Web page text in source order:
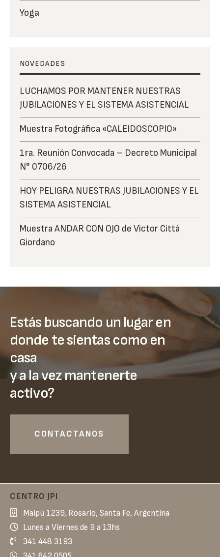
Yoga
NOVEDADES
LUCHAMOS POR MANTENER NUESTRAS
JUBILACIONES Y EL SISTEMA ASISTENCIAL
Muestra Fotográfica «CALEIDOSCOPIO»
1ra. Reunión Convocada – Decreto Municipal
N° 0706/26
HOY PELIGRA NUESTRAS JUBILACIONES Y EL
SISTEMA ASISTENCIAL
Muestra ANDAR CON OJO de Victor Cittá
Giordano
Estás buscando un lugar en
donde te sientas como en
casa
y a la vez mantenerte
activo?
CONTACTANOS
CENTRO JPI
Maipú 1239, Rosario, Santa Fe, Argentina
Lunes a Viernes de 9 a 13hs
341 448 3193